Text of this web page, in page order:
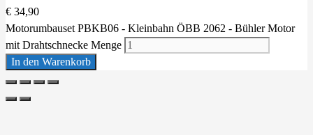
€ 34,90
Motorumbauset PBKB06 - Kleinbahn ÖBB 2062 - Bühler Motor
mit Drahtschnecke Menge
In den Warenkorb